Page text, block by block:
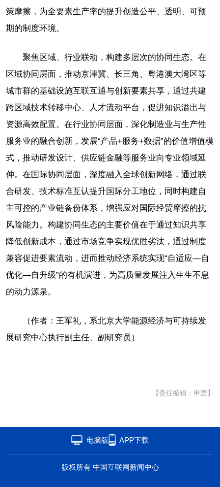
策摩擦，为全要素生产率的提升创造公平、透明、可预
期的制度环境。
聚焦区域、行业联动，构建多层次的协同生态。在
区域协同层面，推动京津冀、长三角、粤港澳大湾区等
城市群的基础设施互联互通与创新要素共享，通过共建
跨区域技术转移中心、人才流动平台，促进知识溢出与
资源高效配置。在行业协同层面，深化制造业与生产性
服务业的融合创新，发展“产品+服务+数据”的价值增值模
式，推动研发设计、供应链金融等服务业向专业领域延
伸。在国际协同层面，深度融入全球创新网络，通过联
合研发、技术标准互认提升国际分工地位，同时构建自
主可控的产业链备份体系，增强应对国际经贸摩擦的抗
风险能力。构建协同生态的主要价值在于通过知识共享
降低创新成本，通过市场竞争实现优胜劣汰，通过制度
兼容促进要素流动，进而推动经济系统实现“自适应—自
优化—自升级”的有机演进，为高质量发展注入生生不息
的动力源泉。
（作者：王军礼，系北京大学能源经济与可持续发
展研究中心执行副主任、副研究员）
【责任编辑：申罡】
电脑版 APP下载
版权所有 中国互联网新闻中心